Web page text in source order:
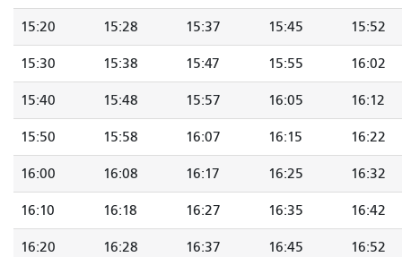
15:20 15:28 15:37 15:45 15:52
15:30 15:38 15:47 15:55 16:02
15:40 15:48 15:57 16:05 16:12
15:50 15:58 16:07 16:15 16:22
16:00 16:08 16:17 16:25 16:32
16:10 16:18 16:27 16:35 16:42
16:20 16:28 16:37 16:45 16:52